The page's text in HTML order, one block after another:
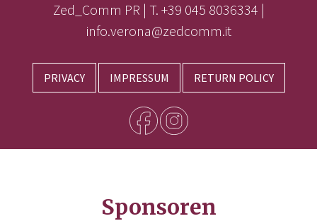
Zed_Comm PR | T. +39 045 8036334 |
info.verona@zedcomm.it
PRIVACY IMPRESSUM RETURN POLICY
Sponsoren